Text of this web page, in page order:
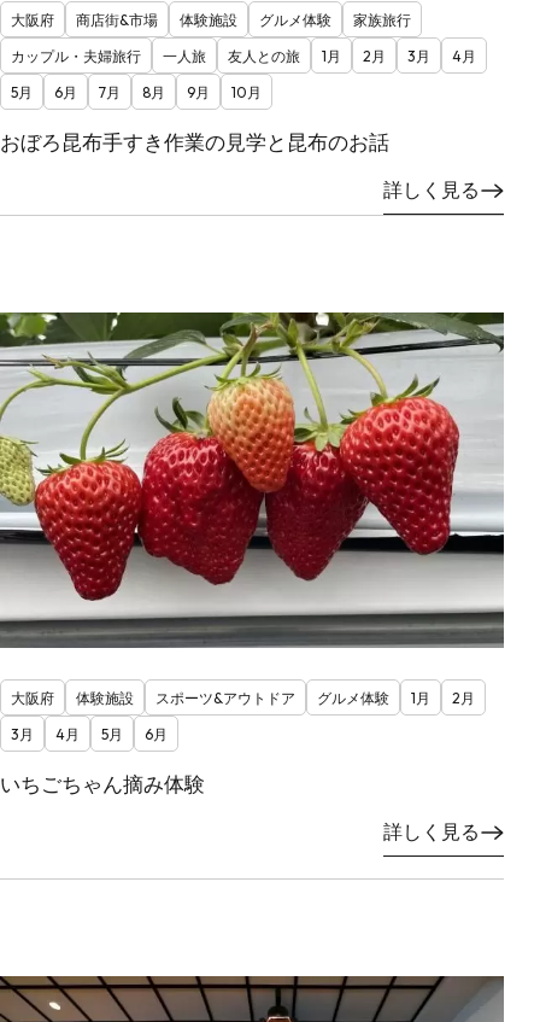
大阪府 商店街&市場 体験施設 グルメ体験
家族旅行
カップル・夫婦旅行
一人旅 友人との旅 1月 2月 3月
4月
5月
6月 7月 8月 9月 10月
おぼろ昆布手すき作業の見学と昆布のお話
詳しく見る
大阪府 体験施設 スポーツ&アウトドア グルメ体験 1月
2月
3月
4月 5月 6月
いちごちゃん摘み体験
詳しく見る